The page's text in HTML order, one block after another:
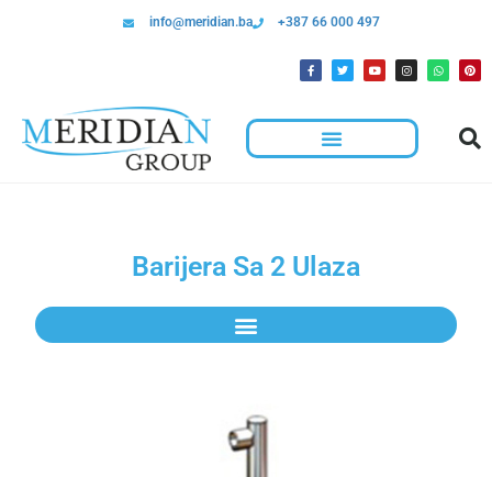
info@meridian.ba +387 66 000 497
Barijera Sa 2 Ulaza